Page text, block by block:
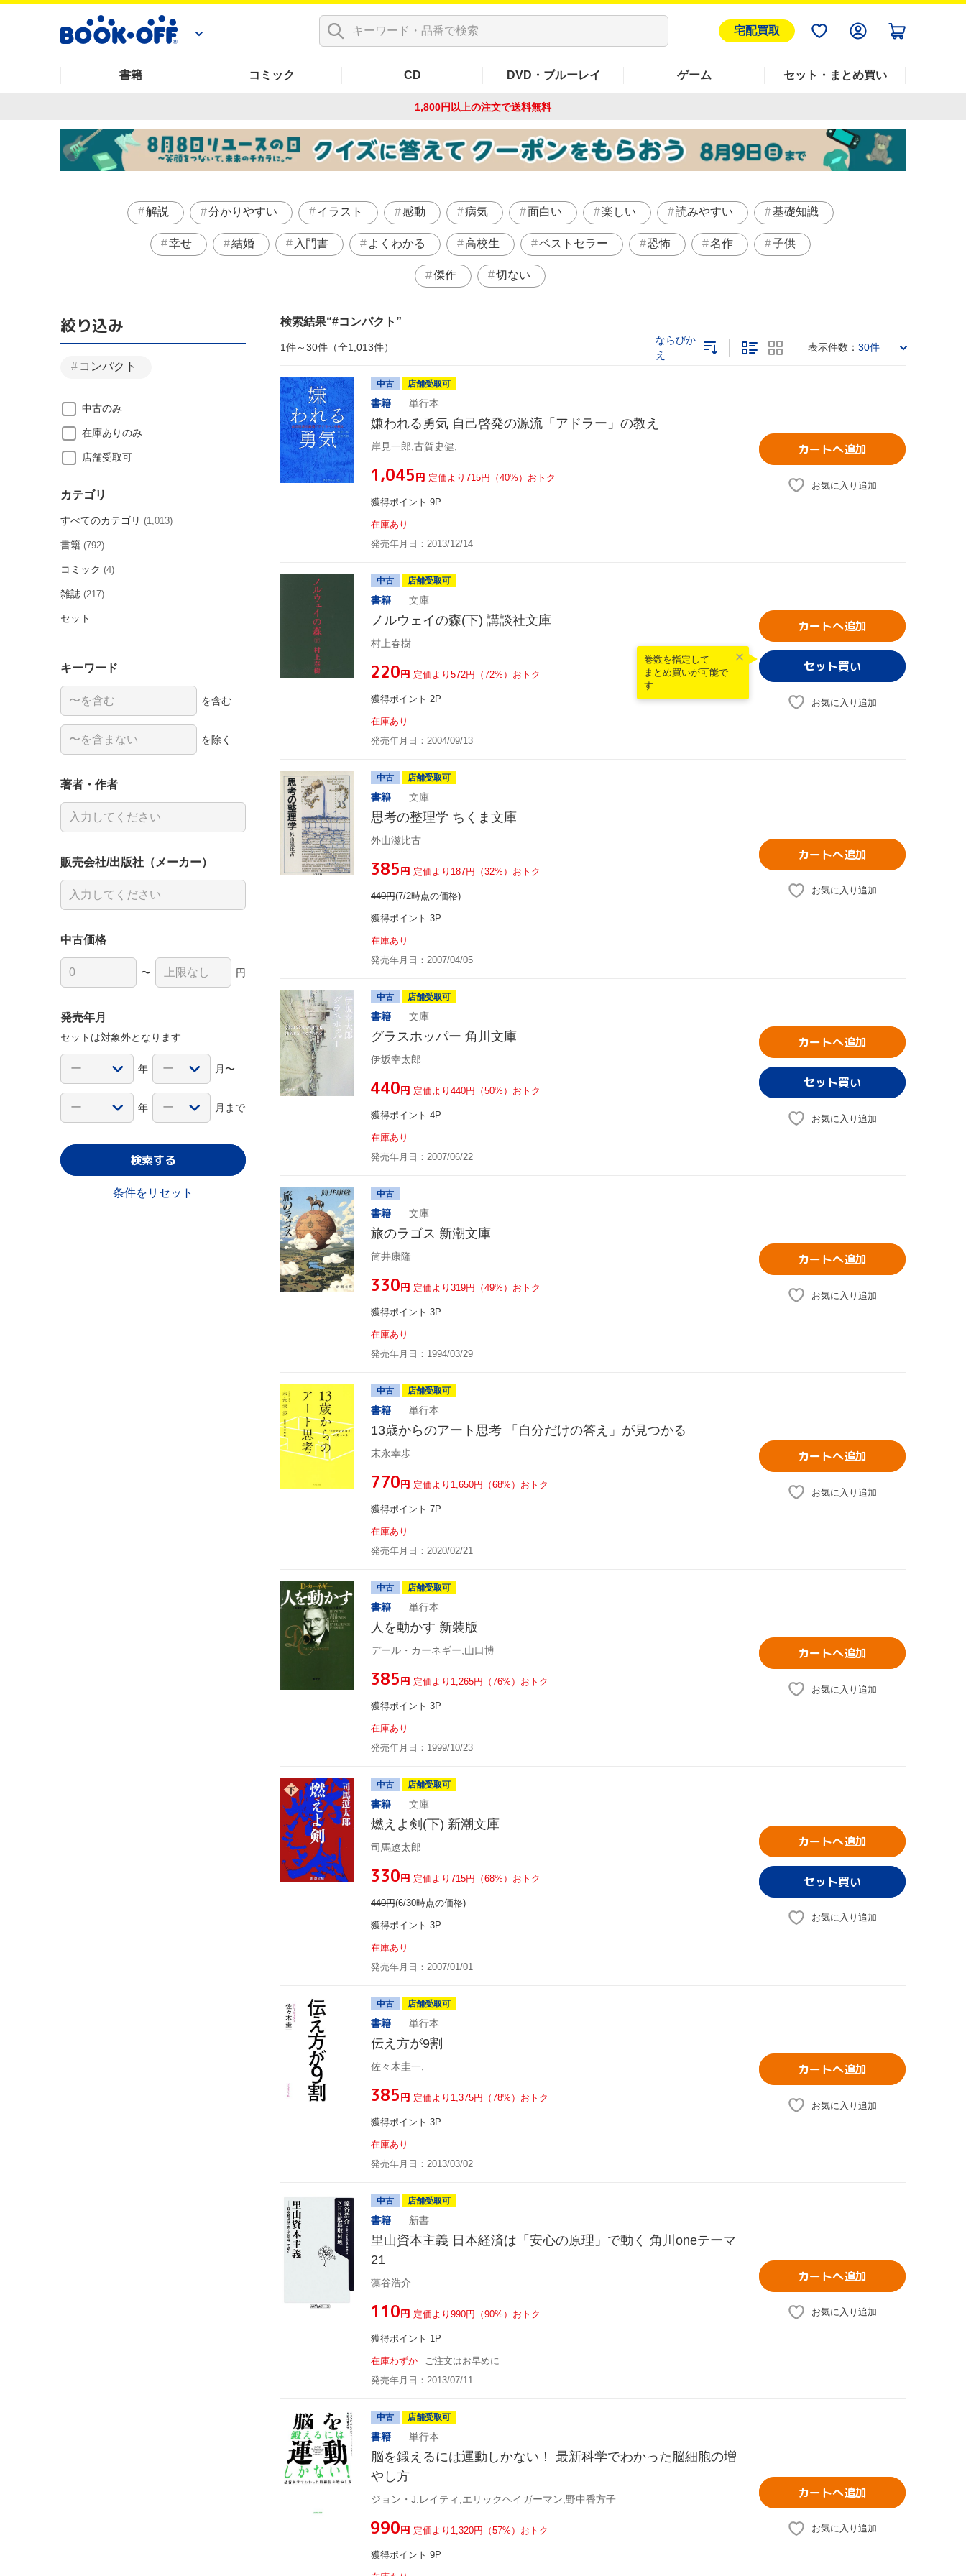
宅配買取
書籍 コミック CD DVD・ブルーレイ ゲーム セット・まとめ買い
1,800円以上の注文で送料無料
解説 分かりやすい イラスト 感動 病気 面白い 楽しい 読みやすい 基礎知識
幸せ 結婚 入門書 よくわかる 高校生 ベストセラー 恐怖 名作 子供
傑作 切ない
検索結果 #コンパクト
1件～30件（全1,013件）
ならびか
え
表示件数： 30件
中古 店舗受取可
書籍 単行本
嫌われる勇気 自己啓発の源流「アドラー」の教え
岸見一郎,古賀史健,
¥1,045円 定価より715円（40%）おトク
獲得ポイント 9P
在庫あり
発売年月日：2013/12/14
カートへ追加
お気に入り追加
中古 店舗受取可
書籍 文庫
ノルウェイの森(下) 講談社文庫
村上春樹
¥220円 定価より572円（72%）おトク
獲得ポイント 2P
在庫あり
発売年月日：2004/09/13
カートへ追加
巻数を指定して
まとめ買いが可能で
す
お気に入り追加
中古 店舗受取可
書籍 文庫
思考の整理学 ちくま文庫
外山滋比古
¥385円 定価より187円（32%）おトク
440円(7/2時点の価格)
獲得ポイント 3P
在庫あり
発売年月日：2007/04/05
カートへ追加
お気に入り追加
中古 店舗受取可
書籍 文庫
グラスホッパー 角川文庫
伊坂幸太郎
¥440円 定価より440円（50%）おトク
獲得ポイント 4P
在庫あり
発売年月日：2007/06/22
カートへ追加
お気に入り追加
中古
書籍 文庫
旅のラゴス 新潮文庫
筒井康隆
¥330円 定価より319円（49%）おトク
獲得ポイント 3P
在庫あり
発売年月日：1994/03/29
カートへ追加
お気に入り追加
中古 店舗受取可
書籍 単行本
13歳からのアート思考 「自分だけの答え」が見つかる
末永幸歩
¥770円 定価より1,650円（68%）おトク
獲得ポイント 7P
在庫あり
発売年月日：2020/02/21
カートへ追加
お気に入り追加
中古 店舗受取可
書籍 単行本
人を動かす 新装版
デール・カーネギー,山口博
¥385円 定価より1,265円（76%）おトク
獲得ポイント 3P
在庫あり
発売年月日：1999/10/23
カートへ追加
お気に入り追加
中古 店舗受取可
書籍 文庫
燃えよ剣(下) 新潮文庫
司馬遼太郎
¥330円 定価より715円（68%）おトク
440円(6/30時点の価格)
獲得ポイント 3P
在庫あり
発売年月日：2007/01/01
カートへ追加
お気に入り追加
中古 店舗受取可
書籍 単行本
伝え方が9割
佐々木圭一,
¥385円 定価より1,375円（78%）おトク
獲得ポイント 3P
在庫あり
発売年月日：2013/03/02
カートへ追加
お気に入り追加
中古 店舗受取可
書籍 新書
里山資本主義 日本経済は「安心の原理」で動く 角川oneテーマ
21
藻谷浩介
¥110円 定価より990円（90%）おトク
獲得ポイント 1P
在庫わずか
ご注文はお早めに
発売年月日：2013/07/11
カートへ追加
お気に入り追加
中古 店舗受取可
書籍 単行本
脳を鍛えるには運動しかない！ 最新科学でわかった脳細胞の増
やし方
ジョン・J.レイティ,エリックヘイガーマン,野中香方子
¥990円 定価より1,320円（57%）おトク
獲得ポイント 9P
カートへ追加
お気に入り追加
絞り込み
コンパクト
中古のみ
在庫ありのみ
店舗受取可
カテゴリ
すべてのカテゴリ (1,013)
書籍 (792)
コミック (4)
雑誌 (217)
セット
キーワード
を含む
を除く
著者・作者
販売会社/出版社（メーカー）
中古価格
〜 円
発売年月
セットは対象外となります
年 月〜
年 月まで
検索する
条件をリセット